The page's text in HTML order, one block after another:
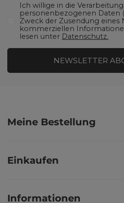
Ich willige in die
personenbezogenen Daten
Zweck der Zusendung eines
kommerziellen
lesen unter Datenschutz.
NEWSLETTER
Meine Bestellung
Einkaufen
Informationen